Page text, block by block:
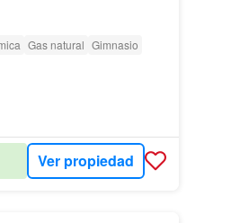
Gas natural Gimnasio
Ver propiedad